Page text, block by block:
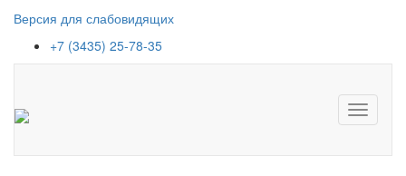
Версия для слабовидящих
+7 (3435) 25-78-35
Toggle